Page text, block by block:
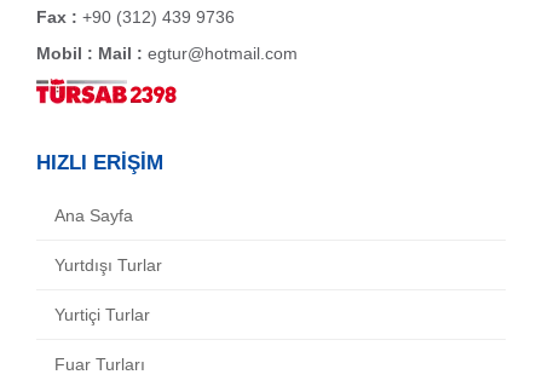
Fax : +90 (312) 439 9736
Mobil : Mail : egtur@hotmail.com
HIZLI ERİŞİM
Ana Sayfa
Yurtdışı Turlar
Yurtiçi Turlar
Fuar Turları